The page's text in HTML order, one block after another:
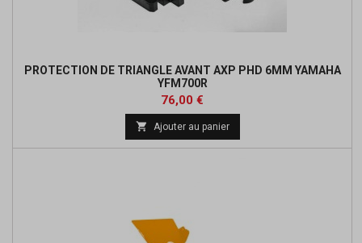
PROTECTION DE TRIANGLE AVANT AXP PHD 6MM YAMAHA
YFM700R
Prix
76,00 €
base
 Ajouter au panier